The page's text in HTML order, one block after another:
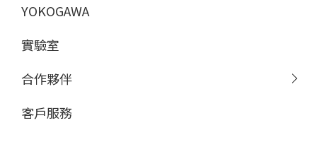
YOKOGAWA
實驗室
合作夥伴
客戶服務